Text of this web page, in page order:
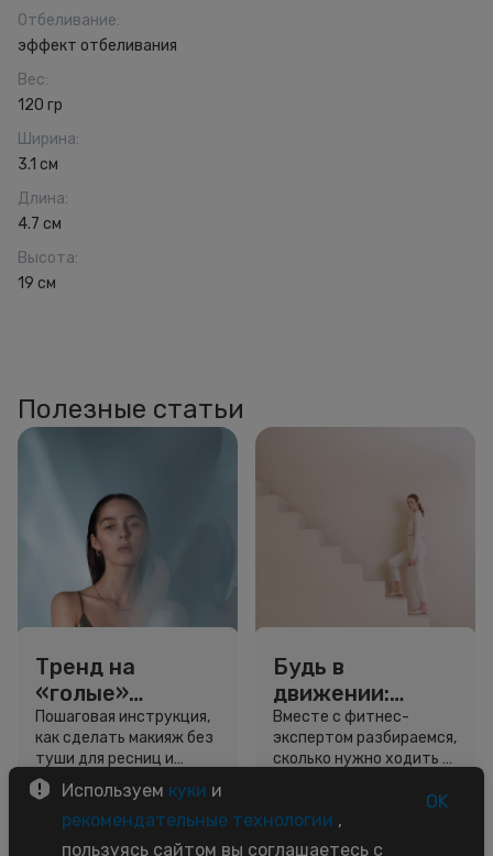
Отбеливание:
эффект отбеливания
Вес:
120 гр
Ширина:
3.1 см
Длина:
4.7 см
Высота:
19 см
Полезные статьи
Тренд на
«голые»
ресницы: как
выглядеть
свежо, не
используя тушь
Пошаговая инструкция,
как сделать макияж без
туши для ресниц и
звёздный образ для
вдохновения.
3 минуты
Будь в
движении:
сколько нужно
шагов для
красоты и
Вместе с фитнес-
экспертом разбираемся,
сколько нужно ходить и
5 минут
Используем куки и
рекомендательные технологии ,
пользуясь сайтом вы соглашаетесь с
OK